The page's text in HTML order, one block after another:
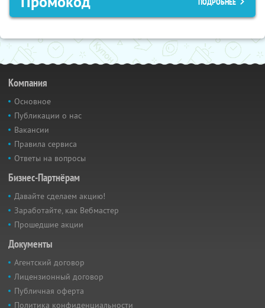
Компания
Основное
Публикации о нас
Вакансии
Правила сервиса
Ответы на вопросы
Бизнес-Партнёрам
Давайте сделаем акцию!
Заработайте, как Вебмастер
Прошедшие акции
Документы
Агентский договор
Лицензионный договор
Публичная оферта
Политика конфиденциальности